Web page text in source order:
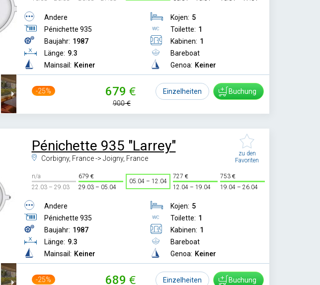
Andere
Pénichette 935
Baujahr: 1987
Länge: 9.3
Mainsail: Keiner
Kojen: 5
Toilette: 1
Kabinen: 1
Bareboat
Genoa: Keiner
-25% 679
900
Einzelheiten Buchung
Pénichette 935 "Larrey"
Corbigny, France -> Joigny, France
zu den
Favoriten
n/a
22.03 – 29.03
679
29.03 – 05.04
05.04 – 12.04
727
12.04 – 19.04
753
19.04 – 26.04
Andere
Pénichette 935
Baujahr: 1987
Länge: 9.3
Mainsail: Keiner
Kojen: 5
Toilette: 1
Kabinen: 1
Bareboat
Genoa: Keiner
-25% 689 Einzelheiten Buchung